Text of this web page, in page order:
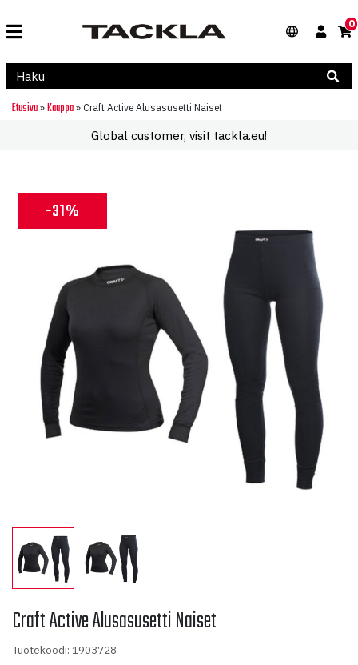
0
Etusivu » Kauppa » Craft Active Alusasusetti Naiset
Global customer, visit tackla.eu!
-31%
Craft Active Alusasusetti Naiset
Tuotekoodi: 1903728